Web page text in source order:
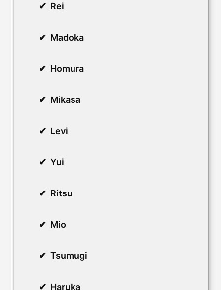
Rei
Madoka
Homura
Mikasa
Levi
Yui
Ritsu
Mio
Tsumugi
Haruka